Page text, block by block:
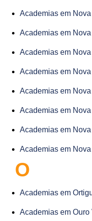
Academias em
Academias em
Academias em
Academias em
Academias em
Academias em
Academias em
Academias em
O
Academias em
Academias em Ouro